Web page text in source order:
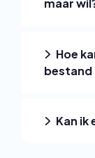
maar
Hoe
bestand
Kan ik